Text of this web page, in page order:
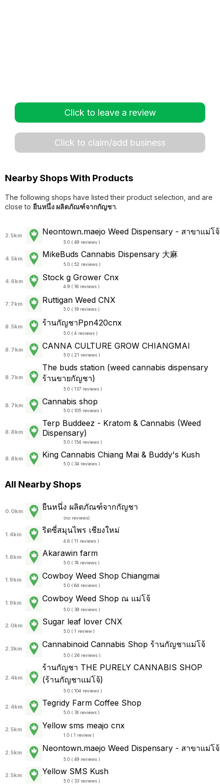
Click to leave a review
Click to claim/add business
Nearby Shops With Products
The following shops have listed their product selection, and are
close to ยืนหนึ่ง ผลิตภัณฑ์จากกัญชา.
2.5km Neontown.maejo Weed Dispensary - สาขาแม่โจ้
5.0 ( 49 reviews )
4.5km MikeBuds Cannabis Dispensary 大麻
5.0 ( 52 reviews )
4.6km Stock g Grower Cnx
4.9 ( 16 reviews )
7.7km Ruttigan Weed CNX
5.0 ( 19 reviews )
8.5km ร้านกัญชาPpn420cnx
5.0 ( 4 reviews )
8.7km CANNA CULTURE GROW CHIANGMAI
5.0 ( 21 reviews )
8.7km
The buds station (weed cannabis dispensary
ร้านขายกัญชา)
5.0 ( 137 reviews )
8.7km Cannabis shop
5.0 ( 105 reviews )
8.8km
Terp Buddeez - Kratom & Cannabis (Weed
Dispensary)
5.0 ( 154 reviews )
8.8km King Cannabis Chiang Mai & Buddy's Kush
5.0 ( 34 reviews )
All Nearby Shops
0.0km ยืนหนึ่ง ผลิตภัณฑ์จากกัญชา
(no reviews)
1.4km ริดซี่สมุนไพร เชียงใหม่
4.8 ( 11 reviews )
1.8km Akarawin farm
5.0 ( 74 reviews )
1.9km Cowboy Weed Shop Chiangmai
5.0 ( 64 reviews )
1.9km Cowboy Weed Shop ณ แม่โจ้
5.0 ( 39 reviews )
2.0km Sugar leaf lover CNX
5.0 ( 1 review )
2.3km Cannabinoid Cannabis Shop ร้านกัญชาแม่โจ้
5.0 ( 26 reviews )
2.4km
ร้านกัญชา THE PURELY CANNABIS SHOP
(ร้านกัญชาแม่โจ้)
5.0 ( 104 reviews )
2.4km Tegridy Farm Coffee Shop
5.0 ( 74 reviews )
2.5km Yellow sms meajo cnx
1.0 ( 1 review )
2.5km Neontown.maejo Weed Dispensary - สาขาแม่โจ้
5.0 ( 49 reviews )
2.5km Yellow SMS Kush
5.0 ( 33 reviews )